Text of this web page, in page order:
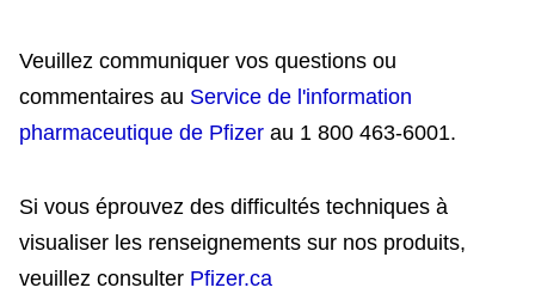
Veuillez communiquer vos questions ou
commentaires au Service de l'information
pharmaceutique de Pfizer au 1 800 463-6001.
Si vous éprouvez des difficultés techniques à
visualiser les renseignements sur nos produits,
veuillez consulter Pfizer.ca